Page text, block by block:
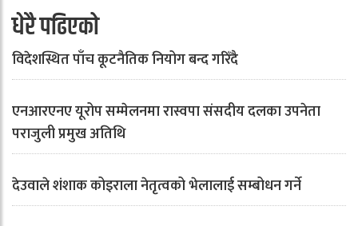
धेरै पढिएको
विदेशस्थित पाँच कूटनैतिक नियोग बन्द गरिँदै
एनआरएनए यूरोप सम्मेलनमा रास्वपा संसदीय दलका उपनेता
पराजुली प्रमुख अतिथि
देउवाले शंशाक कोइराला नेतृत्वको भेलालाई सम्बोधन गर्ने